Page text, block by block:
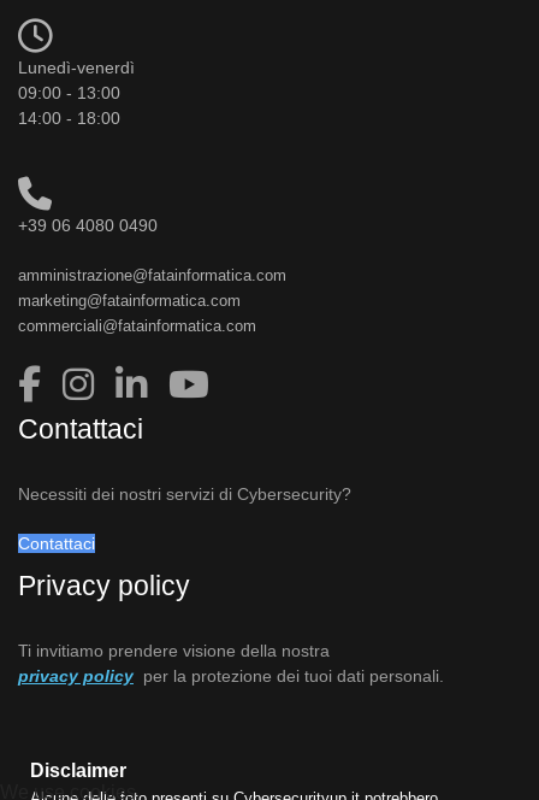
Lunedì-venerdì
09:00 - 13:00
14:00 - 18:00
+39 06 4080 0490
amministrazione@fatainformatica.com
marketing@fatainformatica.com
commerciali@fatainformatica.com
Contattaci
Necessiti dei nostri servizi di Cybersecurity?
Contattaci
Privacy policy
Ti invitiamo prendere visione della nostra
privacy policy per la protezione dei tuoi dati personali.
Disclaimer
We use cookies